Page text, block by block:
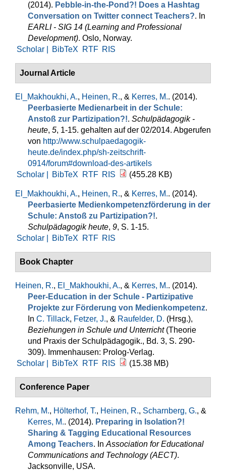
(2014). Pebble-in-the-Pond?! Does a Hashtag
Conversation on Twitter connect Teachers?. In
EARLI - SIG 14 (Learning and Professional
Development). Oslo, Norway.
Scholar |
BibTeX RTF RIS
Journal Article
El_Makhoukhi, A., Heinen, R., & Kerres, M.. (2014).
Peerbasierte Medienarbeit in der Schule:
Anstoß zur Partizipation?!. Schulpädagogik -
heute, 5, 1-15. gehalten auf der 02/2014. Abgerufen
von http://www.schulpaedagogik-
heute.de/index.php/sh-zeitschrift-
0914/forum#download-des-artikels
Scholar |
BibTeX RTF RIS (455.28 KB)
El_Makhoukhi, A., Heinen, R., & Kerres, M.. (2014).
Peerbasierte Medienkompetenzförderung in der
Schule: Anstoß zu Partizipation?!.
Schulpädagogik heute, 9, S. 1-15.
Scholar |
BibTeX RTF RIS
Book Chapter
Heinen, R., El_Makhoukhi, A., & Kerres, M.. (2014).
Peer-Education in der Schule - Partizipative
Projekte zur Förderung von Medienkompetenz.
In C. Tillack, Fetzer, J., & Raufelder, D. (Hrsg.),
Beziehungen in Schule und Unterricht(Theorie
und Praxis der Schulpädagogik., Bd. 3, S. 290-
309). Immenhausen: Prolog-Verlag.
Scholar |
BibTeX RTF RIS (15.38 MB)
Conference Paper
Rehm, M., Hölterhof, T., Heinen, R., Scharnberg, G., &
Kerres, M.. (2014). Preparing in Isolation?!
Sharing & Tagging Educational Resources
Among Teachers. In Association for Educational
Communications and Technology (AECT).
Jacksonville, USA.